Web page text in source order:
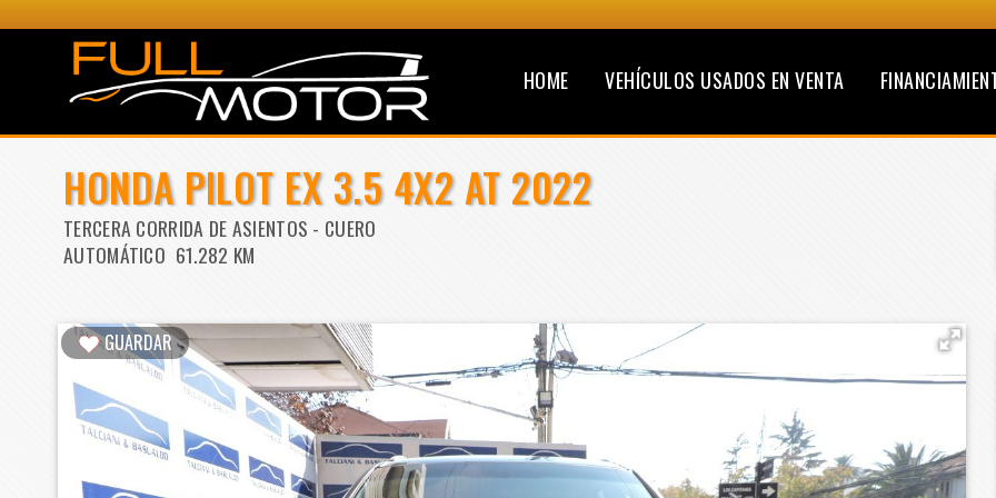
HOME VEHÍCULOS USADOS EN VENTA
HONDA PILOT EX 3.5 4X2 AT 2022
TERCERA CORRIDA DE ASIENTOS - CUERO
AUTOMÁTICO 61.282 KM
GUARDAR